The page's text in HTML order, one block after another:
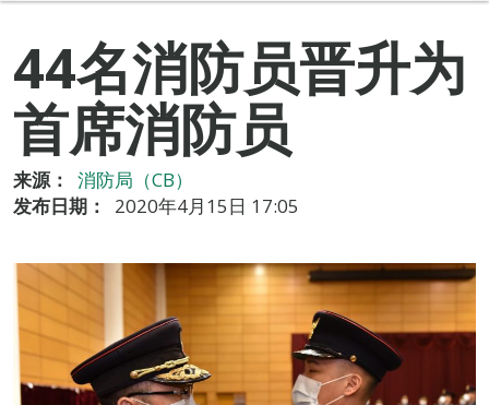
44名消防员晋升为
首席消防员
来源：
消防局（CB）
发布日期：
2020年4月15日 17:05